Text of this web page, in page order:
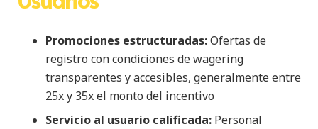
Promociones estructuradas:Ofertas de
registro con condiciones de wagering
transparentes y accesibles, generalmente entre
25x y 35x el monto del incentivo
Servicio al usuario calificada: Personal